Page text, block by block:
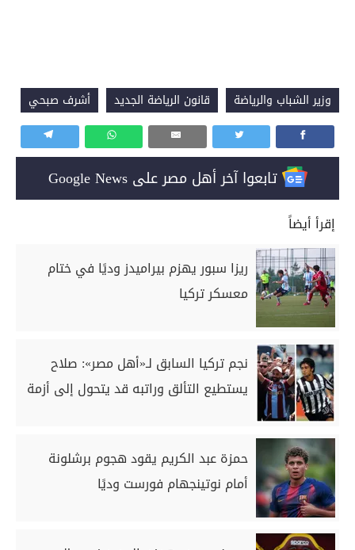
وزير الشباب والرياضة قانون الرياضة الجديد أشرف صبحي
تابعوا آخر أهل مصر على Google News
إقرأ أيضاً
ريزا سبور يهزم بيراميدز وديًا في ختام
معسكر تركيا
نجم تركيا السابق لـ«أهل مصر»: صلاح
يستطيع التألق وراتبه قد يتحول إلى أزمة
حمزة عبد الكريم يقود هجوم برشلونة
أمام نوتينجهام فورست وديًا